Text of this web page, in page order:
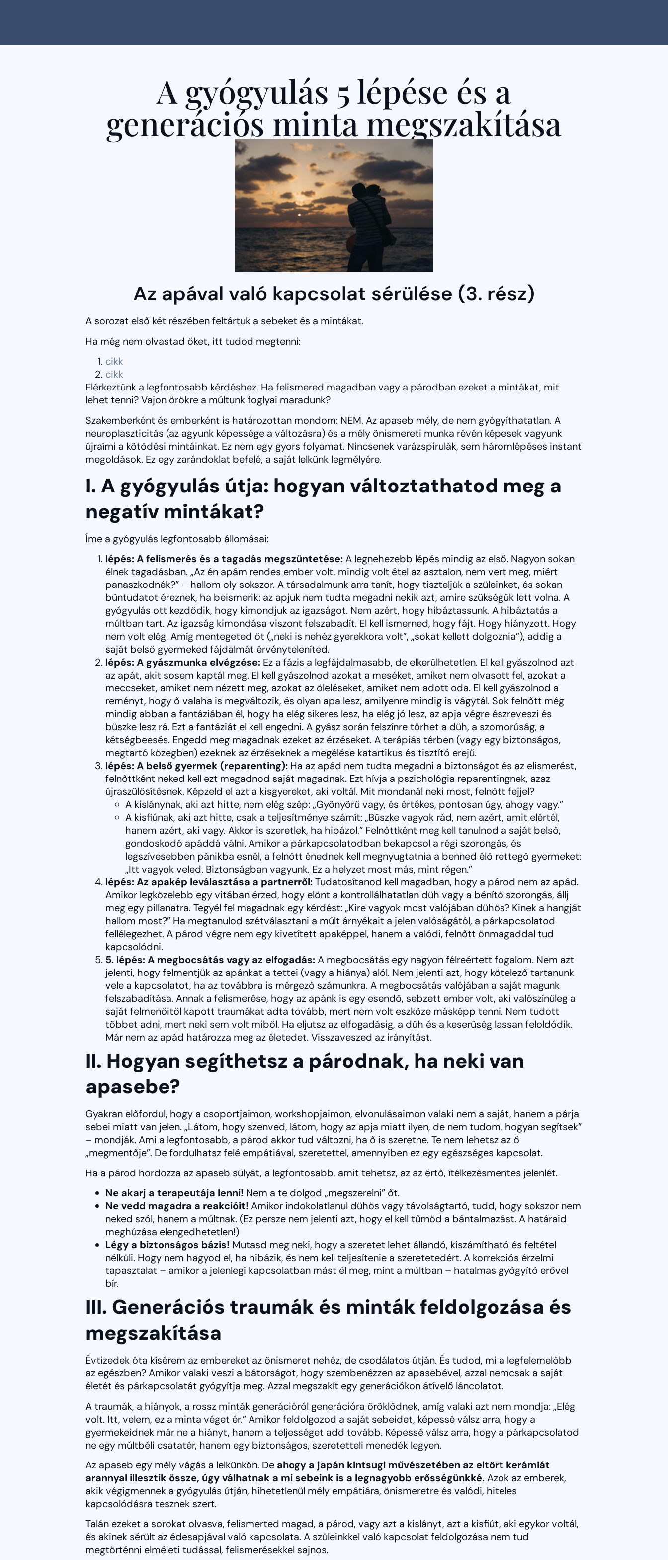
A gyógyulás 5 lépése és a
generációs minta megszakítása
Az apával való kapcsolat sérülése (3. rész)
A sorozat első két részében feltártuk a sebeket és a mintákat.
Ha még nem olvastad őket, itt tudod megtenni:
cikk
cikk
Elérkeztünk a legfontosabb kérdéshez. Ha felismered magadban vagy a párodban ezeket a mintákat, mit
lehet tenni? Vajon örökre a múltunk foglyai maradunk?
Szakemberként és emberként is határozottan mondom: NEM. Az apaseb mély, de nem gyógyíthatatlan. A
neuroplaszticitás (az agyunk képessége a változásra) és a mély önismereti munka révén képesek vagyunk
újraírni a kötődési mintáinkat. Ez nem egy gyors folyamat. Nincsenek varázspirulák, sem háromlépéses instant
megoldások. Ez egy zarándoklat befelé, a saját lelkünk legmélyére.
I. A gyógyulás útja: hogyan változtathatod meg a
negatív mintákat?
Íme a gyógyulás legfontosabb állomásai:
lépés: A felismerés és a tagadás megszüntetése:A legnehezebb lépés mindig az első. Nagyon sokan
élnek tagadásban. „Az én apám rendes ember volt, mindig volt étel az asztalon, nem vert meg, miért
panaszkodnék?” – hallom oly sokszor. A társadalmunk arra tanít, hogy tiszteljük a szüleinket, és sokan
bűntudatot éreznek, ha beismerik: az apjuk nem tudta megadni nekik azt, amire szükségük lett volna. A
gyógyulás ott kezdődik, hogy kimondjuk az igazságot. Nem azért, hogy hibáztassunk. A hibáztatás a
múltban tart. Az igazság kimondása viszont felszabadít. El kell ismerned, hogy fájt. Hogy hiányzott. Hogy
nem volt elég. Amíg mentegeted őt („neki is nehéz gyerekkora volt”, „sokat kellett dolgoznia”), addig a
saját belső gyermeked fájdalmát érvényteleníted.
lépés: A gyászmunka elvégzése: Ez a fázis a legfájdalmasabb, de elkerülhetetlen. El kell gyászolnod azt
az apát, akit sosem kaptál meg. El kell gyászolnod azokat a meséket, amiket nem olvasott fel, azokat a
meccseket, amiket nem nézett meg, azokat az öleléseket, amiket nem adott oda. El kell gyászolnod a
reményt, hogy ő valaha is megváltozik, és olyan apa lesz, amilyenre mindig is vágytál. Sok felnőtt még
mindig abban a fantáziában él, hogy ha elég sikeres lesz, ha elég jó lesz, az apja végre észreveszi és
büszke lesz rá. Ezt a fantáziát el kell engedni. A gyász során felszínre törhet a düh, a szomorúság, a
kétségbeesés. Engedd meg magadnak ezeket az érzéseket. A terápiás térben (vagy egy biztonságos,
megtartó közegben) ezeknek az érzéseknek a megélése katartikus és tisztító erejű.
lépés: A belső gyermek (reparenting): Ha az apád nem tudta megadni a biztonságot és az elismerést,
felnőttként neked kell ezt megadnod saját magadnak. Ezt hívja a pszichológia reparentingnek, azaz
újraszülősítésnek. Képzeld el azt a kisgyereket, aki voltál. Mit mondanál neki most, felnőtt fejjel?
A kislánynak, aki azt hitte, nem elég szép: „Gyönyörű vagy, és értékes, pontosan úgy, ahogy vagy.”
A kisfiúnak, aki azt hitte, csak a teljesítménye számít: „Büszke vagyok rád, nem azért, amit elértél,
hanem azért, aki vagy. Akkor is szeretlek, ha hibázol.” Felnőttként meg kell tanulnod a saját belső,
gondoskodó apáddá válni. Amikor a párkapcsolatodban bekapcsol a régi szorongás, és
legszívesebben pánikba esnél, a felnőtt énednek kell megnyugtatnia a benned élő rettegő gyermeket:
„Itt vagyok veled. Biztonságban vagyunk. Ez a helyzet most más, mint régen.”
lépés: Az apakép leválasztása a partnerről:Tudatosítanod kell magadban, hogy a párod nem az apád.
Amikor legközelebb egy vitában érzed, hogy elönt a kontrollálhatatlan düh vagy a bénító szorongás, állj
meg egy pillanatra. Tegyél fel magadnak egy kérdést: „Kire vagyok most valójában dühös? Kinek a hangját
hallom most?” Ha megtanulod szétválasztani a múlt árnyékait a jelen valóságától, a párkapcsolatod
fellélegezhet. A párod végre nem egy kivetített apaképpel, hanem a valódi, felnőtt önmagaddal tud
kapcsolódni.
5. lépés: A megbocsátás vagy az elfogadás:A megbocsátás egy nagyon félreértett fogalom. Nem azt
jelenti, hogy felmentjük az apánkat a tettei (vagy a hiánya) alól. Nem jelenti azt, hogy kötelező tartanunk
vele a kapcsolatot, ha az továbbra is mérgező számunkra. A megbocsátás valójában a saját magunk
felszabadítása. Annak a felismerése, hogy az apánk is egy esendő, sebzett ember volt, aki valószínűleg a
saját felmenőitől kapott traumákat adta tovább, mert nem volt eszköze másképp tenni. Nem tudott
többet adni, mert neki sem volt miből. Ha eljutsz az elfogadásig, a düh és a keserűség lassan feloldódik.
Már nem az apád határozza meg az életedet. Visszaveszed az irányítást.
II. Hogyan segíthetsz a párodnak, ha neki van
apasebe?
Gyakran előfordul, hogy a csoportjaimon, workshopjaimon, elvonulásaimon valaki nem a saját, hanem a párja
sebei miatt van jelen. „Látom, hogy szenved, látom, hogy az apja miatt ilyen, de nem tudom, hogyan segítsek”
– mondják. Ami a legfontosabb, a párod akkor tud változni, ha ő is szeretne. Te nem lehetsz az ő
„megmentője”. De fordulhatsz felé empátiával, szeretettel, amennyiben ez egy egészséges kapcsolat.
Ha a párod hordozza az apaseb súlyát, a legfontosabb, amit tehetsz, az az értő, ítélkezésmentes jelenlét.
Ne akarj a terapeutája lenni! Nem a te dolgod „megszerelni” őt.
Ne vedd magadra a reakcióit! Amikor indokolatlanul dühös vagy távolságtartó, tudd, hogy sokszor nem
neked szól, hanem a múltnak. (Ez persze nem jelenti azt, hogy el kell tűrnöd a bántalmazást. A határaid
meghúzása elengedhetetlen!)
Légy a biztonságos bázis! Mutasd meg neki, hogy a szeretet lehet állandó, kiszámítható és feltétel
nélküli. Hogy nem hagyod el, ha hibázik, és nem kell teljesítenie a szeretetedért. A korrekciós érzelmi
tapasztalat – amikor a jelenlegi kapcsolatban mást él meg, mint a múltban – hatalmas gyógyító erővel
bír.
III. Generációs traumák és minták feldolgozása és
megszakítása
Évtizedek óta kísérem az embereket az önismeret nehéz, de csodálatos útján. És tudod, mi a legfelemelőbb
az egészben? Amikor valaki veszi a bátorságot, hogy szembenézzen az apasebével, azzal nemcsak a saját
életét és párkapcsolatát gyógyítja meg. Azzal megszakít egy generációkon átívelő láncolatot.
A traumák, a hiányok, a rossz minták generációról generációra öröklődnek, amíg valaki azt nem mondja: „Elég
volt. Itt, velem, ez a minta véget ér.” Amikor feldolgozod a saját sebeidet, képessé válsz arra, hogy a
gyermekeidnek már ne a hiányt, hanem a teljességet add tovább. Képessé válsz arra, hogy a párkapcsolatod
ne egy múltbéli csatatér, hanem egy biztonságos, szeretetteli menedék legyen.
Az apaseb egy mély vágás a lelkünkön. De ahogy a japán kintsugi művészetében az eltört kerámiát
arannyal illesztik össze, úgy válhatnak a mi sebeink is a legnagyobb erősségünkké.Azok az emberek,
akik végigmennek a gyógyulás útján, hihetetlenül mély empátiára, önismeretre és valódi, hiteles
kapcsolódásra tesznek szert.
Talán ezeket a sorokat olvasva, felismerted magad, a párod, vagy azt a kislányt, azt a kisfiút, aki egykor voltál,
és akinek sérült az édesapjával való kapcsolata. A szüleinkkel való kapcsolat feldolgozása nem tud
megtörténni elméleti tudással, felismerésekkel sajnos.